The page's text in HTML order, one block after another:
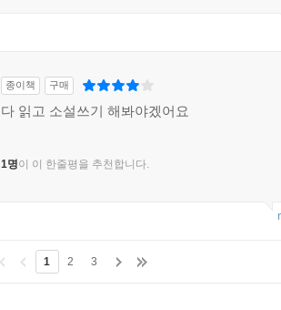
종이책 구매
다 읽고 소설쓰기 해봐야겠어요
1명이 이 한줄평을 추천합니다.
1 2 3